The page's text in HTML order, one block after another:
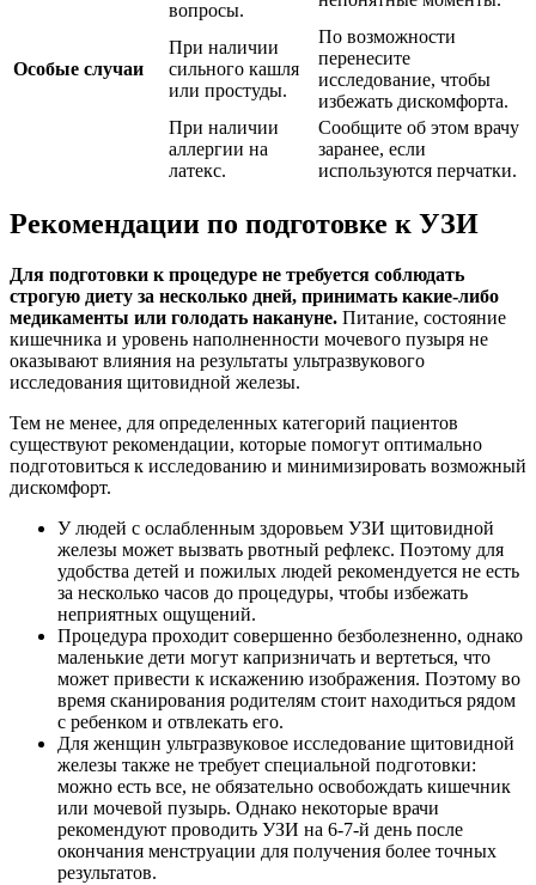
вопросы.
Особые случаи
При наличии
сильного кашля
или простуды.
По возможности
перенесите
исследование, чтобы
избежать дискомфорта.
При наличии
аллергии на
латекс.
Сообщите об этом врачу
заранее, если
используются перчатки.
Рекомендации по подготовке к УЗИ
Для подготовки к процедуре не требуется соблюдать
строгую диету за несколько дней, принимать какие-либо
медикаменты или голодать накануне. Питание, состояние
кишечника и уровень наполненности мочевого пузыря не
оказывают влияния на результаты ультразвукового
исследования щитовидной железы.
Тем не менее, для определенных категорий пациентов
существуют рекомендации, которые помогут оптимально
подготовиться к исследованию и минимизировать возможный
дискомфорт.
У людей с ослабленным здоровьем УЗИ щитовидной
железы может вызвать рвотный рефлекс. Поэтому для
удобства детей и пожилых людей рекомендуется не есть
за несколько часов до процедуры, чтобы избежать
неприятных ощущений.
Процедура проходит совершенно безболезненно, однако
маленькие дети могут капризничать и вертеться, что
может привести к искажению изображения. Поэтому во
время сканирования родителям стоит находиться рядом
с ребенком и отвлекать его.
Для женщин ультразвуковое исследование щитовидной
железы также не требует специальной подготовки:
можно есть все, не обязательно освобождать кишечник
или мочевой пузырь. Однако некоторые врачи
рекомендуют проводить УЗИ на 6-7-й день после
окончания менструации для получения более точных
результатов.